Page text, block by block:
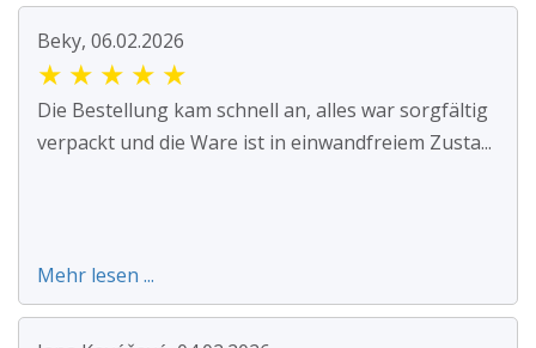
Beky, 06.02.2026
★ ★ ★ ★ ★
Die Bestellung kam schnell an, alles war sorgfältig
verpackt und die Ware ist in einwandfreiem Zusta...
Mehr lesen ...